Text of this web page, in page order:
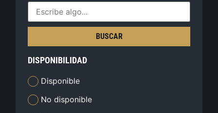
BUSCAR
DISPONIBILIDAD
Disponible
No disponible